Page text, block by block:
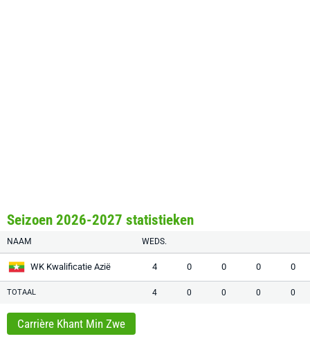
Seizoen 2026-2027 statistieken
NAAM WEDS.
WK Kwalificatie Azië 4 0 0 0 0
TOTAAL 4 0 0 0 0
Carrière Khant Min Zwe